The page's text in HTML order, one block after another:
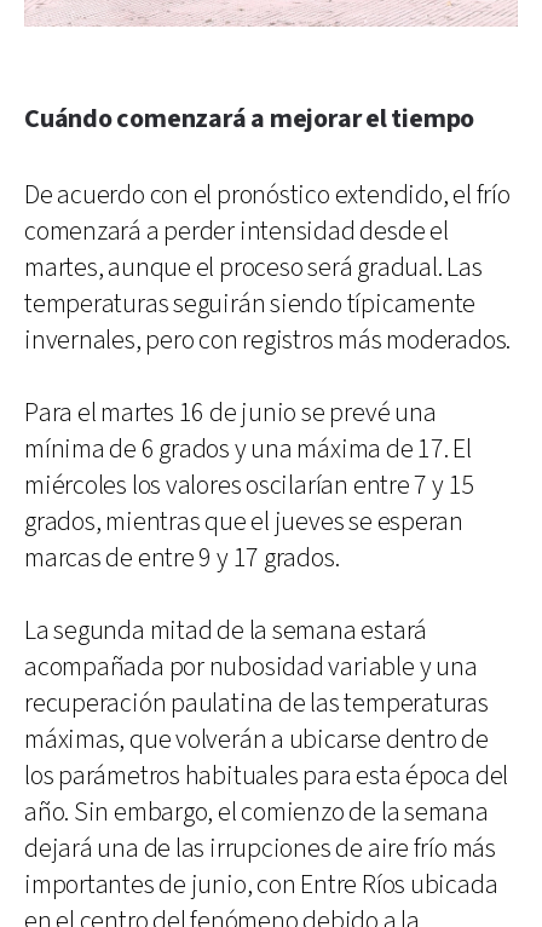
Cuándo comenzará a mejorar el tiempo
De acuerdo con el pronóstico extendido, el frío
comenzará a perder intensidad desde el
martes, aunque el proceso será gradual. Las
temperaturas seguirán siendo típicamente
invernales, pero con registros más moderados.
Para el martes 16 de junio se prevé una
mínima de 6 grados y una máxima de 17. El
miércoles los valores oscilarían entre 7 y 15
grados, mientras que el jueves se esperan
marcas de entre 9 y 17 grados.
La segunda mitad de la semana estará
acompañada por nubosidad variable y una
recuperación paulatina de las temperaturas
máximas, que volverán a ubicarse dentro de
los parámetros habituales para esta época del
año. Sin embargo, el comienzo de la semana
dejará una de las irrupciones de aire frío más
importantes de junio, con Entre Ríos ubicada